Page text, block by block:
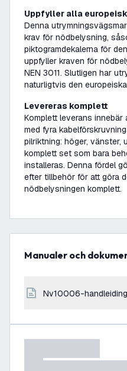
Uppfyller alla
Denna
krav för nödbelysning,
piktogramdekalerna för
uppfyller kraven för
NEN 3011. Slutligen har
naturligtvis den
Levereras komplett
Komplett leverans innebär
med fyra
pilriktning: höger, vänster,
komplett set som bara
installeras. Denna fördel
efter tillbehör för att göra
nödbelysningen komplett.
Manualer och
nv10006-handleiding